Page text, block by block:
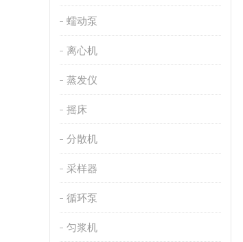
蠕动泵
离心机
蒸发仪
摇床
分散机
采样器
循环泵
匀浆机